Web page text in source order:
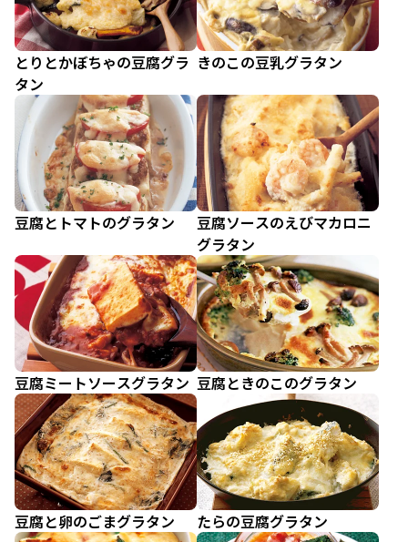
とりとかぼちゃの豆腐グラ
タン
きのこの豆乳グラタン
豆腐とトマトのグラタン
豆腐ソースのえびマカロニ
グラタン
豆腐ミートソースグラタン 豆腐ときのこのグラタン
豆腐と卵のごまグラタン たらの豆腐グラタン